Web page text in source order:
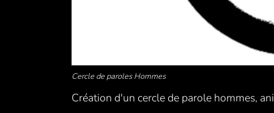
Cercle de paroles Hommes
Création d'un cercle de parole hommes,